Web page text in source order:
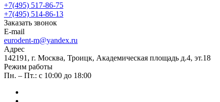
+7(495) 517-86-75
+7(495) 514-86-13
Заказать звонок
E-mail
eurodent-m@yandex.ru
Адрес
142191, г. Москва, Троицк, Академическая площадь д.4, эт.18
Режим работы
Пн. – Пт.: с 10:00 до 18:00